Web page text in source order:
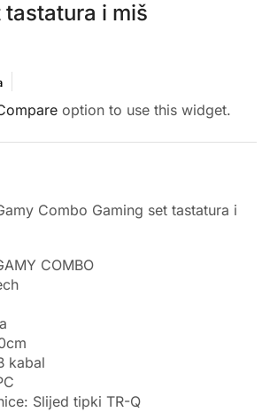
tastatura i miš
option to use this widget.
Combo Gaming set tastatura i
COMBO
kabal
Slijed tipki TR-Q